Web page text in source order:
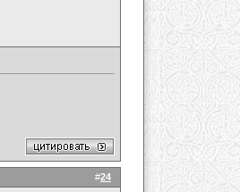
#24